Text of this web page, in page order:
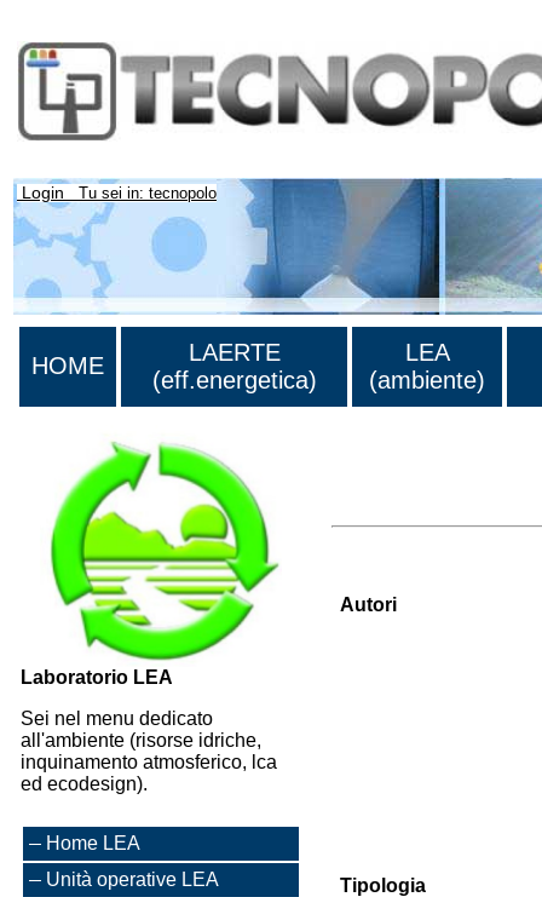
Login Tu sei in: tecnopolo
HOME
LAERTE
(eff.energetica)
LEA
(ambiente)
Laboratorio LEA
Sei nel menu dedicato
all'ambiente (risorse idriche,
inquinamento atmosferico, lca
ed ecodesign).
Home LEA
Unità operative LEA
Autori
Tipologia